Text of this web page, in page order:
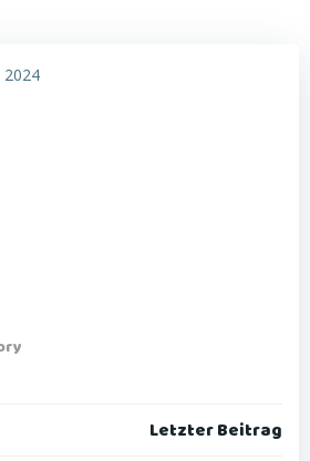
2024
Letzter Beitrag